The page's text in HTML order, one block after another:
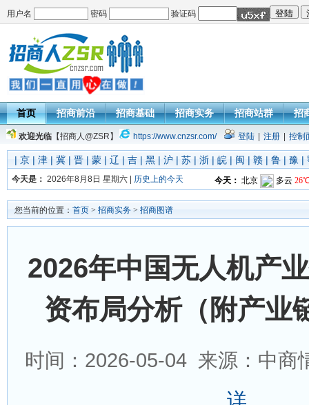
用户名 密码 验证码
首页 招商前沿 招商基础 招商实务 招商站群 招
欢迎光临 【招商人@ZSR】 https://www.cnzsr.com/ 登陆 注册 控制
| 京 | 津 | 冀 | 晋 | 蒙 | 辽 | 吉 | 黑 | 沪 | 苏 | 浙 | 皖 | 闽 | 赣 | 鲁 | 豫 |
今天是： 2026年8月8日 星期六 | 历史上的今天
您当前的位置： 首页 > 招商实务 > 招商图谱
2026年中国无人机产
资布局分析（附产业
时间：2026-05-04 来源：中商
详